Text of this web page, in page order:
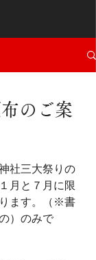
のご案
社三大祭りの
月と７月に限
ます。（※書
）のみで